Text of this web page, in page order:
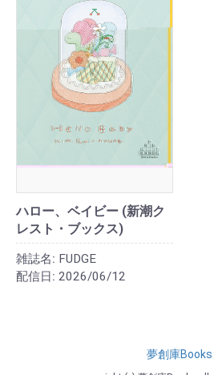
ハロー、ベイビー (新潮ク
レスト・ブックス)
雑誌名: FUDGE
配信日: 2026/06/12
夢創庫Books